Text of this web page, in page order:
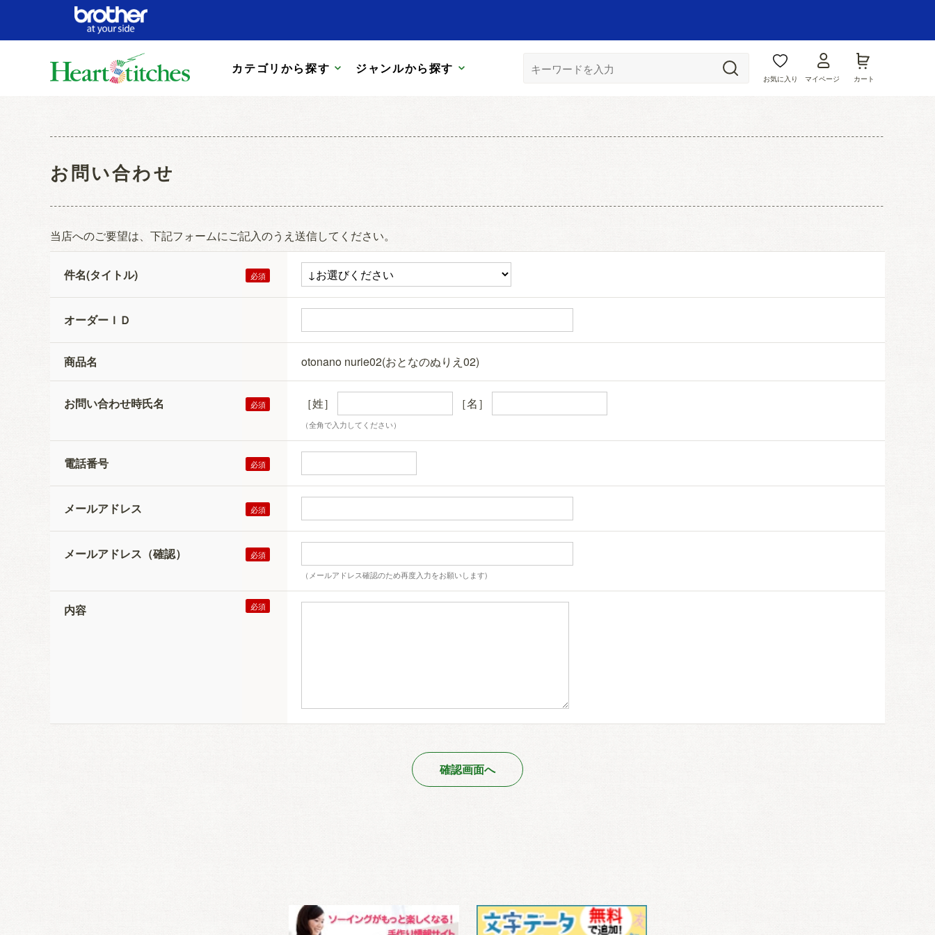
カテゴリから探す ジャンルから探す
お気に入り マイページ カート
お問い合わせ
当店へのご要望は、下記フォームにご記入のうえ送信してください。
件名(タイトル)
オーダーＩＤ
商品名 otonano nurie02(おとなのぬりえ02)
お問い合わせ時氏名 ［姓］ ［名］
（全角で入力してください）
電話番号
メールアドレス
メールアドレス（確認）
（メールアドレス確認のため再度入力をお願いします)
内容